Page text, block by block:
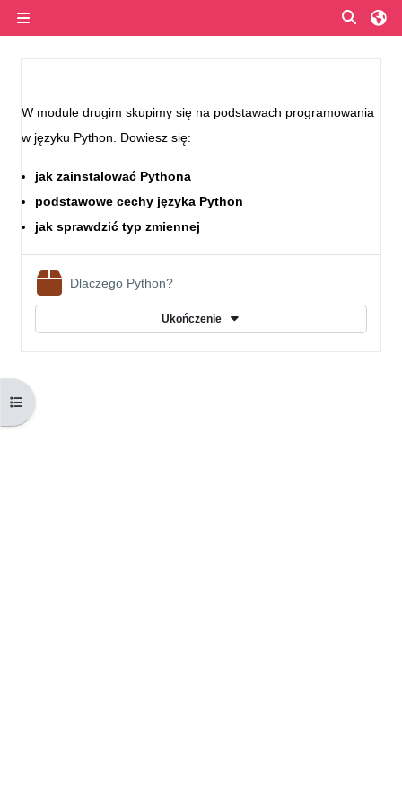
Otwórz indeks kursu
W module drugim skupimy się na podstawach programowania
w języku Python. Dowiesz się:
jak zainstalować Pythona
podstawowe cechy języka Python
jak sprawdzić typ zmiennej
Dlaczego Python?Pakiet SCORM
Ukończenie